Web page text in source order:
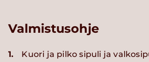
Valmistusohje
1.
Kuori ja pilko sipuli ja